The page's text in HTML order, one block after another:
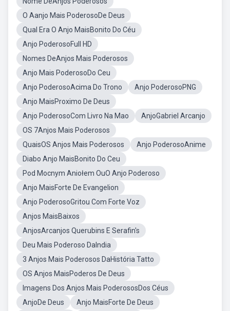
O Aanjo Mais PoderosoDe Deus
Qual Era O Anjo MaisBonito Do Céu
Anjo PoderosoFull HD
Nomes DeAnjos Mais Poderosos
Anjo Mais PoderosoDo Ceu
Anjo PoderosoAcima Do Trono
Anjo PoderosoPNG
Anjo MaisProximo De Deus
Anjo PoderosoCom Livro Na Mao
AnjoGabriel Arcanjo
OS 7Anjos Mais Poderosos
QuaisOS Anjos Mais Poderosos
Anjo PoderosoAnime
Diabo Anjo MaisBonito Do Ceu
Pod Mocnym Aniołem OuO Anjo Poderoso
Anjo MaisForte De Evangelion
Anjo PoderosoGritou Com Forte Voz
Anjos MaisBaixos
AnjosArcanjos Querubins E Serafin's
Deu Mais Poderoso DaIndia
3 Anjos Mais Poderosos DaHistória Tatto
OS Anjos MaisPoderos De Deus
Imagens Dos Anjos Mais PoderososDos Céus
AnjoDe Deus
Anjo MaisForte De Deus